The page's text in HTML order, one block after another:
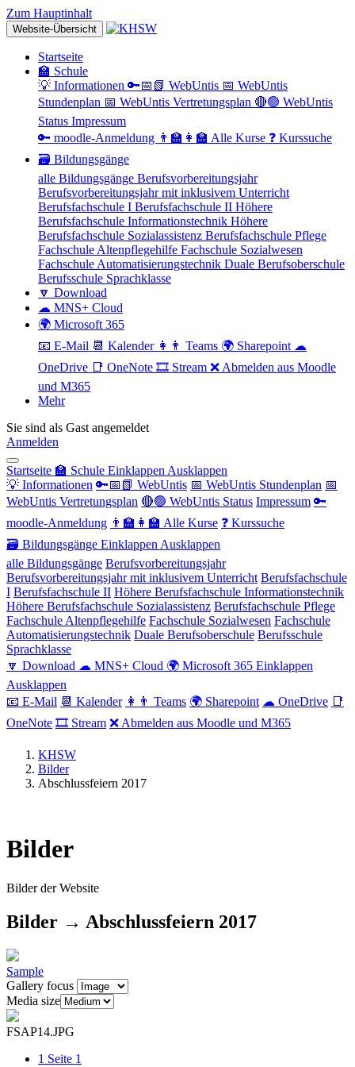
Zum Hauptinhalt
Website-Übersicht
Startseite
🏫 Schule
💡 Informationen 🔑📅📗 WebUntis 📅 WebUntis
Stundenplan 📅 WebUntis Vertretungsplan 🔴🟢 WebUntis
Status Impressum
🔑 moodle-Anmeldung 👨‍🏫👩‍🏫 Alle Kurse ❓ Kurssuche
🗃 Bildungsgänge
alle Bildungsgänge Berufsvorbereitungsjahr
Berufsvorbereitungsjahr mit inklusivem Unterricht
Berufsfachschule I Berufsfachschule II Höhere
Berufsfachschule Informationstechnik Höhere
Berufsfachschule Sozialassistenz Berufsfachschule Pflege
Fachschule Altenpflegehilfe Fachschule Sozialwesen
Fachschule Automatisierungstechnik Duale Berufsoberschule
Berufsschule Sprachklasse
🔽 Download
☁ MNS+ Cloud
🌍 Microsoft 365
📧 E-Mail 📆 Kalender 👩👨 Teams 🌍 Sharepoint ☁
OneDrive 📑 OneNote 🎞 Stream ❌ Abmelden aus Moodle
und M365
Mehr
Sie sind als Gast angemeldet
Anmelden
Startseite 🏫 Schule Einklappen Ausklappen
💡 Informationen 🔑📅📗 WebUntis 📅 WebUntis Stundenplan 📅
WebUntis Vertretungsplan 🔴🟢 WebUntis Status Impressum 🔑
moodle-Anmeldung 👨‍🏫👩‍🏫 Alle Kurse ❓ Kurssuche
🗃 Bildungsgänge Einklappen Ausklappen
alle Bildungsgänge Berufsvorbereitungsjahr
Berufsvorbereitungsjahr mit inklusivem Unterricht Berufsfachschule
I Berufsfachschule II Höhere Berufsfachschule Informationstechnik
Höhere Berufsfachschule Sozialassistenz Berufsfachschule Pflege
Fachschule Altenpflegehilfe Fachschule Sozialwesen Fachschule
Automatisierungstechnik Duale Berufsoberschule Berufsschule
Sprachklasse
🔽 Download ☁ MNS+ Cloud 🌍 Microsoft 365 Einklappen
Ausklappen
📧 E-Mail 📆 Kalender 👩👨 Teams 🌍 Sharepoint ☁ OneDrive 📑
OneNote 🎞 Stream ❌ Abmelden aus Moodle und M365
KHSW
Bilder
Abschlussfeiern 2017
Bilder
Bilder der Website
Bilder → Abschlussfeiern 2017
Sample
Gallery focus
Media size
FSAP14.JPG
1 Seite 1